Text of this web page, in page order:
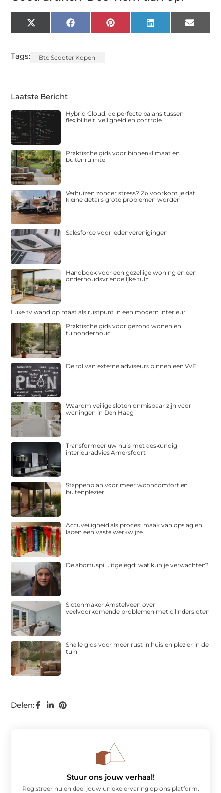
X
(Twitter)
FacebookPinterest LinkedIn Email
Tags: Btc Scooter Kopen
Delen:
Laatste Bericht
Hybrid Cloud: de perfecte balans tussen
flexibiliteit, veiligheid en controle
Praktische gids voor binnenklimaat en
buitenruimte
Verhuizen zonder stress? Zo voorkom je dat
kleine details grote problemen worden
Salesforce voor ledenverenigingen
Handboek voor een gezellige woning en een
onderhoudsvriendelijke tuin
Luxe tv wand op maat als rustpunt in een modern interieur
Praktische gids voor gezond wonen en
tuinonderhoud
De rol van externe adviseurs binnen een VvE
Waarom veilige sloten onmisbaar zijn voor
woningen in Den Haag
Transformeer uw huis met deskundig
interieuradvies Amersfoort
Stappenplan voor meer wooncomfort en
buitenplezier
Accuveiligheid als proces: maak van opslag en
laden een vaste werkwijze
De abortuspil uitgelegd: wat kun je verwachten?
Slotenmaker Amstelveen over
veelvoorkomende problemen met cilindersloten
Snelle gids voor meer rust in huis en plezier in de
tuin
Stuur ons jouw verhaal!
Registreer nu en deel jouw unieke ervaring op ons platform.